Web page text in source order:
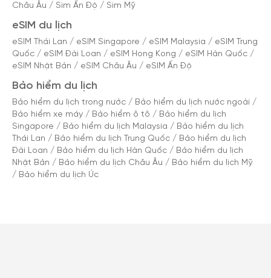
Châu Âu / Sim Ấn Độ / Sim Mỹ
eSIM du lịch
eSIM Thái Lan / eSIM Singapore / eSIM Malaysia / eSIM Trung
Quốc / eSIM Đài Loan / eSIM Hong Kong / eSIM Hàn Quốc /
eSIM Nhật Bản / eSIM Châu Âu / eSIM Ấn Độ
Bảo hiểm du lịch
Bảo hiểm du lịch trong nước / Bảo hiểm du lịch nước ngoài /
Bảo hiểm xe máy / Bảo hiểm ô tô / Bảo hiểm du lịch
Singapore / Bảo hiểm du lịch Malaysia / Bảo hiểm du lịch
Thái Lan / Bảo hiểm du lịch Trung Quốc / Bảo hiểm du lịch
Đài Loan / Bảo hiểm du lịch Hàn Quốc / Bảo hiểm du lịch
Nhật Bản / Bảo hiểm du lịch Châu Âu / Bảo hiểm du lịch Mỹ
/ Bảo hiểm du lịch Úc